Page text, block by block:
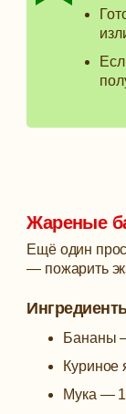
Жареные
Ещё один
— пожарить
Бананы
Куриное
Мука — 1